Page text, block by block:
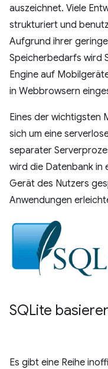
auszeichnet. Viele
strukturiert und
Aufgrund ihrer
Speicherbedarfs wird
Engine auf
in Webbrowsern
Eines der wichtigsten
sich um eine
separater
wird die Datenbank in
Gerät des Nutzers
Anwendungen
SQLite
Es gibt eine Reihe